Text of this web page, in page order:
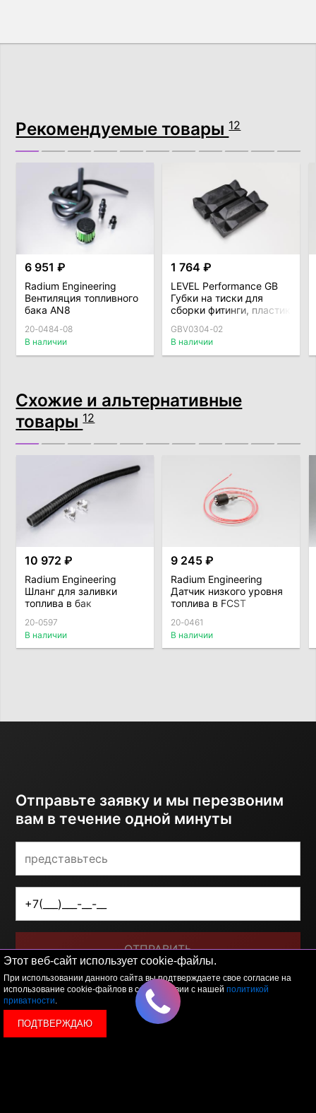
Этот веб-сайт использует cookie-файлы.
При использовании данного сайта вы подтверждаете свое согласие на
использование cookie-файлов в соответствии с нашей политикой
приватности.
ПОДТВЕРЖДАЮ
Рекомендуемые товары12
6 951 ₽
Radium Engineering
Вентиляция топливного
бака AN8
20-0484-08
В наличии
1 764 ₽
LEVEL Performance GB
Губки на тиски для
сборки фитинги, пластик
GBV0304-02
В наличии
Схожие и альтернативные
товары12
10 972 ₽
Radium Engineering
Шланг для заливки
топлива в бак
20-0597
В наличии
9 245 ₽
Radium Engineering
Датчик низкого уровня
топлива в FCST
20-0461
В наличии
Отправьте заявку и мы перезвоним
вам в течение одной минуты
ОТПРАВИТЬ
Я принимаю условияполитики обработки
персональных данных